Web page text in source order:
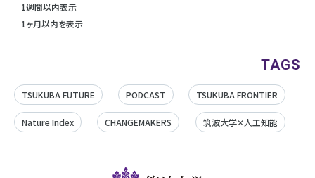
1週間以内表示
1ヶ月以内を表示
TAGS
TSUKUBA FUTURE PODCAST TSUKUBA FRONTIER
Nature Index CHANGEMAKERS 筑波大学✕人工知能